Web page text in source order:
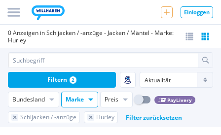
Einloggen
0 Anzeigen in Schijacken / -anzüge - Jacken / Mäntel - Marke:
Hurley
Bundesland Marke Preis PayLivery
Schijacken / -anzüge Hurley Filter zurücksetzen
Filtern 2